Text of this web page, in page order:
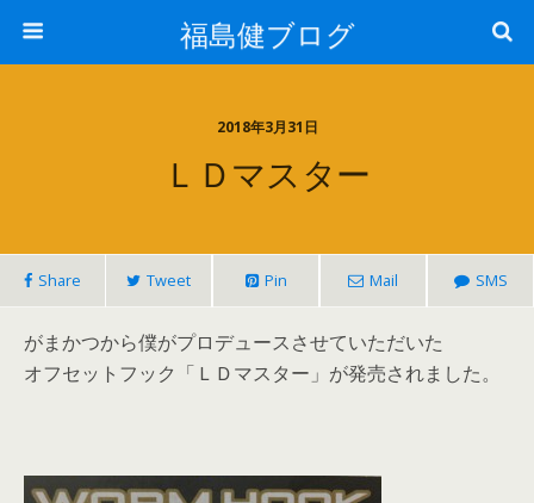
福島健ブログ
2018年3月31日
ＬＤマスター
Share Tweet Pin Mail SMS
がまかつから僕がプロデュースさせていただいた
オフセットフック「ＬＤマスター」が発売されました。